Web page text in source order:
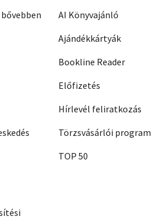
AI Könyvajánló
Ajándékkártyák
Bookline Reader
Előfizetés
Hírlevél feliratkozás
Törzsvásárlói program
TOP 50